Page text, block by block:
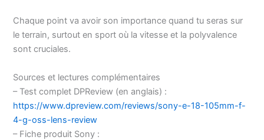
Chaque point va avoir son importance quand tu seras sur
le terrain, surtout en sport où la vitesse et la polyvalence
sont cruciales.
Sources et lectures complémentaires
– Test complet DPReview (en anglais) :
https://www.dpreview.com/reviews/sony-e-18-105mm-f-
4-g-oss-lens-review
– Fiche produit Sony :